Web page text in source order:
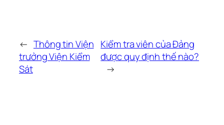
← Thông tin Viện
trưởng Viện Kiểm
Sát
Kiểm tra viên của Đảng
được quy định thế nào?
→